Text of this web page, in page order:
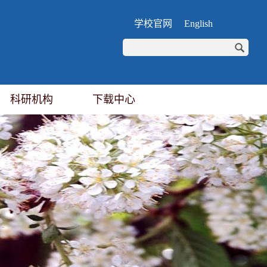
学校官网 English
科研机构 下载中心